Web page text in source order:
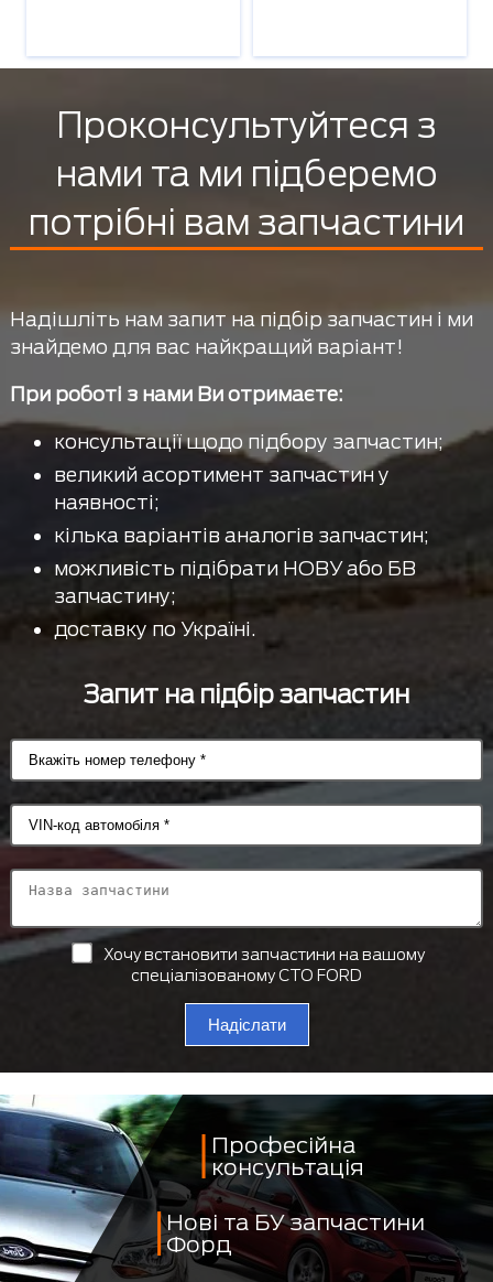
Проконсультуйтеся з
нами та ми підберемо
потрібні вам запчастини
Надішліть нам запит на підбір запчастин і ми
знайдемо для вас найкращий варіант!
При роботі з нами Ви отримаєте:
консультації щодо підбору запчастин;
великий асортимент запчастин у
наявності;
кілька варіантів аналогів запчастин;
можливість підібрати НОВУ або БВ
запчастину;
доставку по Україні.
Запит на підбір запчастин
Хочу встановити запчастини на вашому
спеціалізованому СТО FORD
Надіслати
Професійна
консультація
Нові та БУ запчастини
Форд